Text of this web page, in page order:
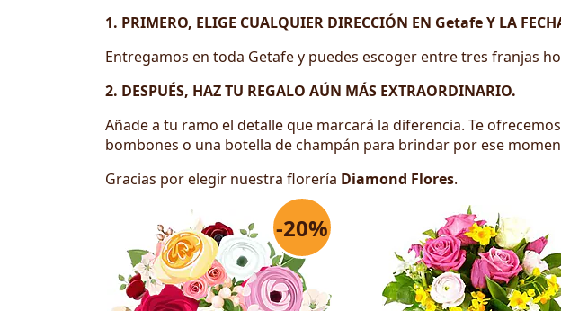
1. PRIMERO, ELIGE CUALQUIER DIRECCIÓN EN Getafe Y LA
Entregamos en toda Getafe y puedes escoger entre tres franjas
2. DESPUÉS, HAZ TU REGALO AÚN MÁS EXTRAORDINARIO.
Añade a tu ramo el detalle que marcará la diferencia. Te
bombones o una botella de champán para brindar por ese
Gracias por elegir nuestra florería Diamond Flores.
-20%